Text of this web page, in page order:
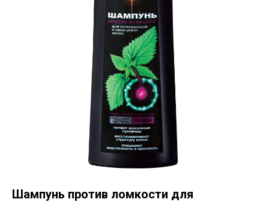
Шампунь против ломкости для